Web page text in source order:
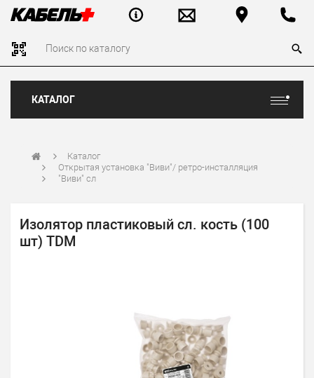
КАТАЛОГ
Каталог
Открытая установка "Виви"/ ретро-инсталляция
"Виви" сл
Изолятор пластиковый сл. кость (100
шт) TDM